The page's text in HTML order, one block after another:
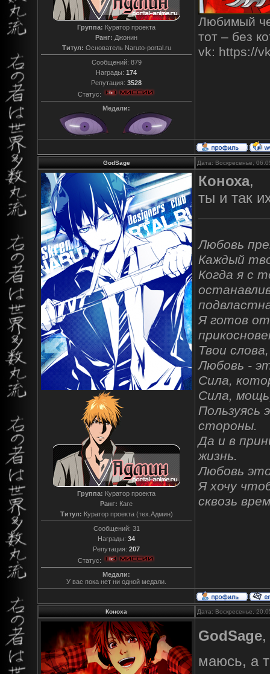
Группа: Куратор проекта
Ранг: Джонин
Титул: Основатель Naruto-portal.ru
Сообщений: 879
Награды: 174
Репутация: 3528
Статус:
Медали:
Любимый
тот – без
vk: https://
GodSage Дата: Воскресенье,
Группа: Куратор проекта
Ранг: Каге
Титул: Куратор проекта (тех.Админ)
Сообщений: 31
Награды: 34
Репутация: 207
Статус:
Медали:
У вас пока нет ни одной медали.
Коноха,
ты и так
Любовь
Каждый
Когда я с
Я готов
Твои
Любовь -
Сила,
Сила,
Пользуясь
стороны.
Да и в
жизнь.
Любовь
Я хочу
сквозь
Коноха Дата: Воскресенье,
GodSage
маюсь, а